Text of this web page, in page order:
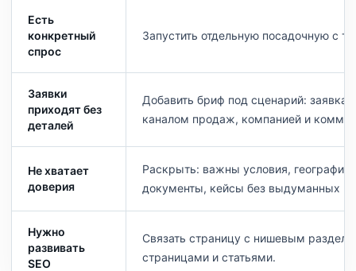
Есть
конкретный
спрос
Запустить отдельную посадочную с
Заявки
приходят без
деталей
Добавить бриф под сценарий: заявка
каналом продаж, компанией и
Не хватает
доверия
Раскрыть: важны условия,
документы, кейсы без выдуманных
Нужно
развивать
SEO
Связать страницу с нишевым
страницами и статьями.